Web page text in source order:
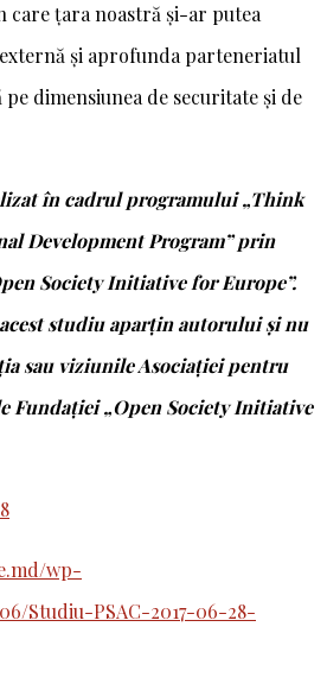
care țara noastră și-ar putea
și aprofunda parteneriatul
dimensiunea de securitate și de
în cadrul programului „Think
Development Program” prin
Society Initiative for Europe”.
studiu aparţin autorului şi nu
sau viziunile Asociației pentru
Fundației „Open Society Initiative
wp-
Studiu-PSAC-2017-06-28-